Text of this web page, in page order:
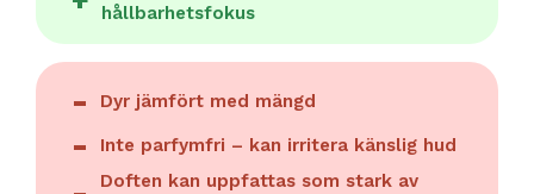
hållbarhetsfokus
Dyr jämfört med mängd
Inte parfymfri – kan irritera känslig hud
Doften kan uppfattas som stark av